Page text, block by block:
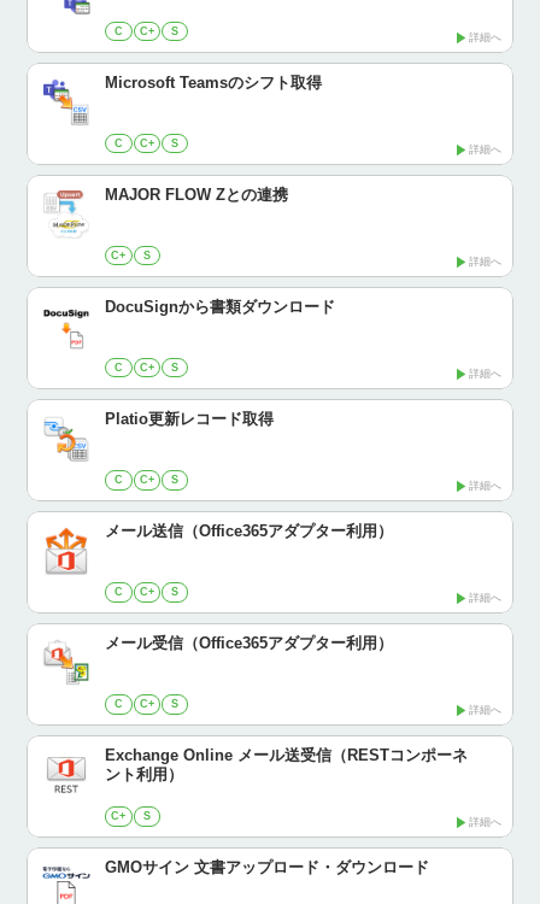
C C+ S 詳細へ
Microsoft Teamsのシフト取得
C C+ S 詳細へ
MAJOR FLOW Zとの連携
C+ S 詳細へ
DocuSignから書類ダウンロード
C C+ S 詳細へ
Platio更新レコード取得
C C+ S 詳細へ
メール送信（Office365アダプター利用）
C C+ S 詳細へ
メール受信（Office365アダプター利用）
C C+ S 詳細へ
Exchange Online メール送受信（RESTコンポーネ
ント利用）
C+ S 詳細へ
GMOサイン 文書アップロード・ダウンロード